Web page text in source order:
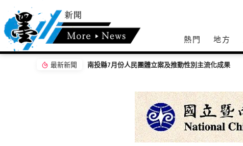
熱門 地方
最新新聞 南投縣7月份人民團體立案及推動性別主流化成果